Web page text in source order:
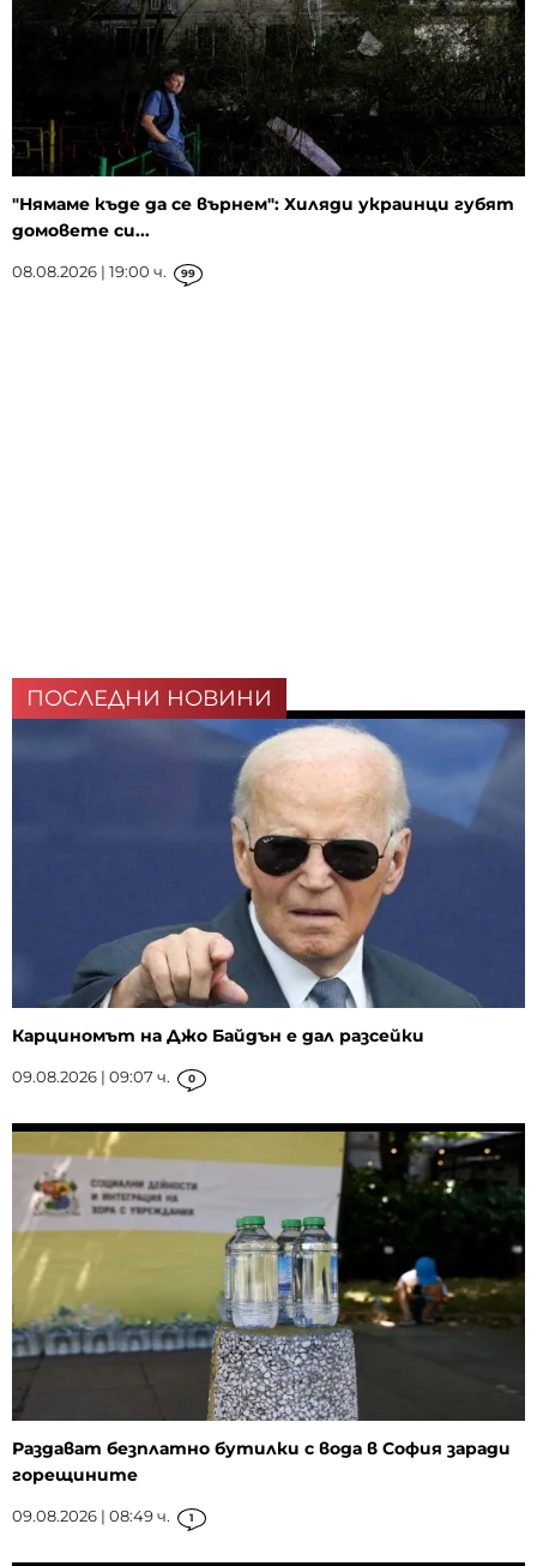
"Нямаме къде да се върнем": Хиляди украинци губят
домовете си...
08.08.2026 | 19:00 ч. 99
ПОСЛЕДНИ НОВИНИ
Карциномът на Джо Байдън е дал разсейки
09.08.2026 | 09:07 ч. 0
Раздават безплатно бутилки с вода в София заради
горещините
09.08.2026 | 08:49 ч. 1